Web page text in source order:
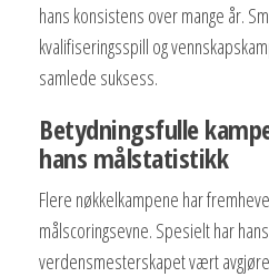
hans konsistens over mange år.
kvalifiseringsspill og
samlede suksess.
Betydningsfulle
hans målstatistikk
Flere nøkkelkampene har
målscoringsevne. Spesielt har
verdensmesterskapet vært